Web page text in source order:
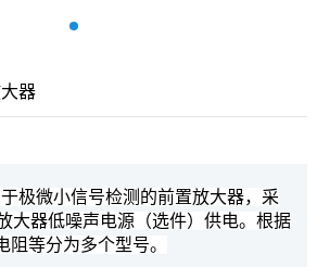
器
极微小信号检测的前置放大器，采
大器低噪声电源（选件）供电。根据
等分为多个型号。